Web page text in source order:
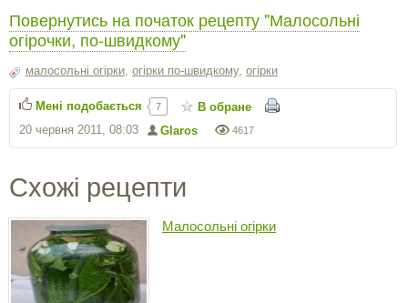
Повернутись на початок рецепту "Малосольні
огірочки, по-швидкому"
малосольні огірки, огірки по-швидкому, огірки
4617
Glaros
20 червня 2011, 08:03
Мені подобається 7 В обране
Схожі рецепти
Малосольні огірки